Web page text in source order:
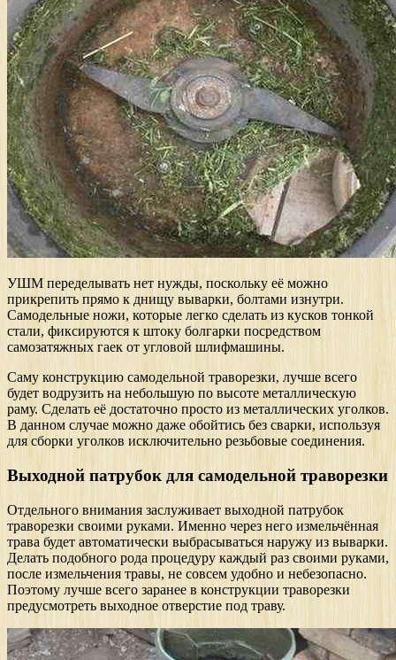
УШМ переделывать нет нужды, поскольку её можно
прикрепить прямо к днищу выварки, болтами изнутри.
Самодельные ножи, которые легко сделать из кусков тонкой
стали, фиксируются к штоку болгарки посредством
самозатяжных гаек от угловой шлифмашины.
Саму конструкцию самодельной траворезки, лучше всего
будет водрузить на небольшую по высоте металлическую
раму. Сделать её достаточно просто из металлических уголков.
В данном случае можно даже обойтись без сварки, используя
для сборки уголков исключительно резьбовые соединения.
Выходной патрубок для самодельной траворезки
Отдельного внимания заслуживает выходной патрубок
траворезки своими руками. Именно через него измельчённая
трава будет автоматически выбрасываться наружу из выварки.
Делать подобного рода процедуру каждый раз своими руками,
после измельчения травы, не совсем удобно и небезопасно.
Поэтому лучше всего заранее в конструкции траворезки
предусмотреть выходное отверстие под траву.